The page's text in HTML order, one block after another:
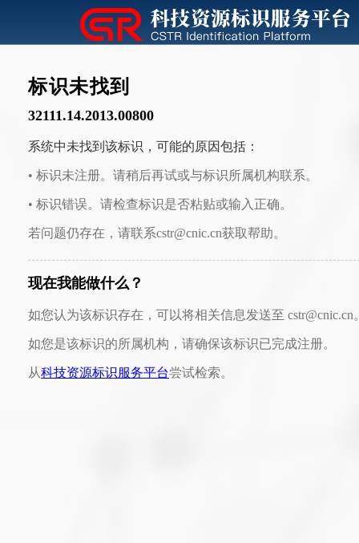
标识未找到
32111.14.2013.00800
系统中未找到该标识，可能的原因包括：
• 标识未注册。请稍后再试或与标识所属机构联系。
• 标识错误。请检查标识是否粘贴或输入正确。
若问题仍存在，请联系cstr@cnic.cn获取帮助。
现在我能做什么？
如您认为该标识存在，可以将相关信息发送至 cstr@cnic.cn
如您是该标识的所属机构，请确保该标识已完成注册。
从科技资源标识服务平台尝试检索。